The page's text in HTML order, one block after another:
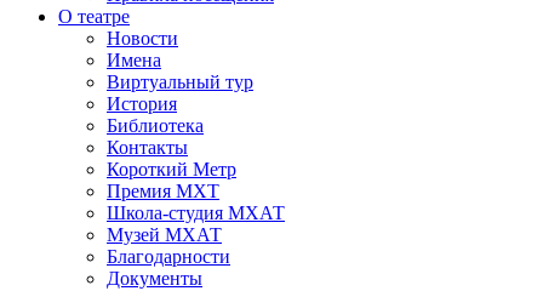
О театре
Новости
Имена
Виртуальный тур
История
Библиотека
Контакты
Короткий Метр
Премия МХТ
Школа-студия МХАТ
Музей МХАТ
Благодарности
Документы